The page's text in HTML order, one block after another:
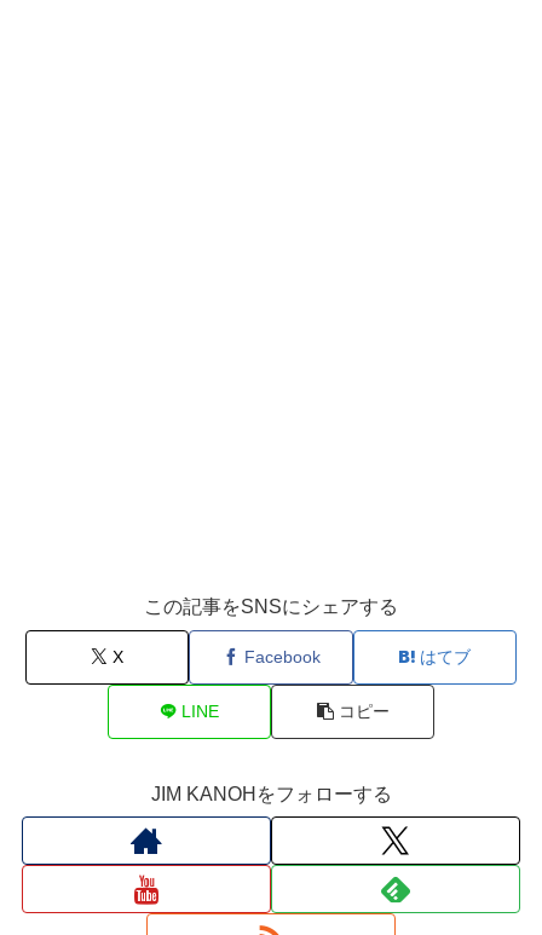
この記事をSNSにシェアする
X Facebook はてブ
LINE コピー
JIM KANOHをフォローする